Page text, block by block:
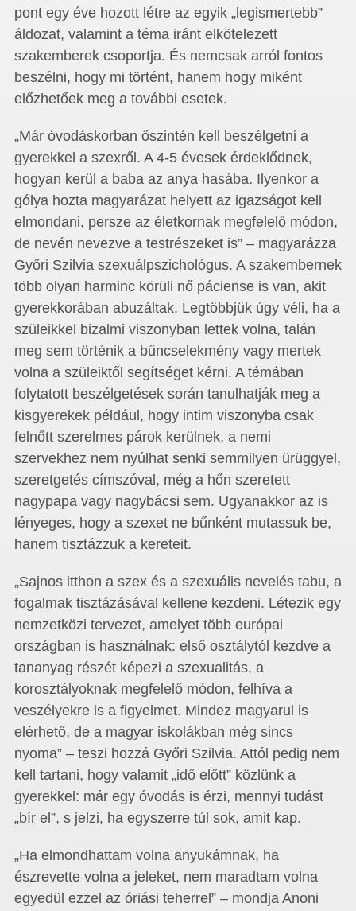
pont egy éve hozott létre az egyik „legismertebb”
áldozat, valamint a téma iránt elkötelezett
szakemberek csoportja. És nemcsak arról fontos
beszélni, hogy mi történt, hanem hogy miként
előzhetőek meg a további esetek.
„Már óvodáskorban őszintén kell beszélgetni a
gyerekkel a szexről. A 4-5 évesek érdeklődnek,
hogyan kerül a baba az anya hasába. Ilyenkor a
gólya hozta magyarázat helyett az igazságot kell
elmondani, persze az életkornak megfelelő módon,
de nevén nevezve a testrészeket is” – magyarázza
Győri Szilvia szexuálpszichológus. A szakembernek
több olyan harminc körüli nő páciense is van, akit
gyerekkorában abuzáltak. Legtöbbjük úgy véli, ha a
szüleikkel bizalmi viszonyban lettek volna, talán
meg sem történik a bűncselekmény vagy mertek
volna a szüleiktől segítséget kérni. A témában
folytatott beszélgetések során tanulhatják meg a
kisgyerekek például, hogy intim viszonyba csak
felnőtt szerelmes párok kerülnek, a nemi
szervekhez nem nyúlhat senki semmilyen ürüggyel,
szeretgetés címszóval, még a hőn szeretett
nagypapa vagy nagybácsi sem. Ugyanakkor az is
lényeges, hogy a szexet ne bűnként mutassuk be,
hanem tisztázzuk a kereteit.
„Sajnos itthon a szex és a szexuális nevelés tabu, a
fogalmak tisztázásával kellene kezdeni. Létezik egy
nemzetközi tervezet, amelyet több európai
országban is használnak: első osztálytól kezdve a
tananyag részét képezi a szexualitás, a
korosztályoknak megfelelő módon, felhíva a
veszélyekre is a figyelmet. Mindez magyarul is
elérhető, de a magyar iskolákban még sincs
nyoma” – teszi hozzá Győri Szilvia. Attól pedig nem
kell tartani, hogy valamit „idő előtt” közlünk a
gyerekkel: már egy óvodás is érzi, mennyi tudást
„bír el”, s jelzi, ha egyszerre túl sok, amit kap.
„Ha elmondhattam volna anyukámnak, ha
észrevette volna a jeleket, nem maradtam volna
egyedül ezzel az óriási teherrel” – mondja Anoni